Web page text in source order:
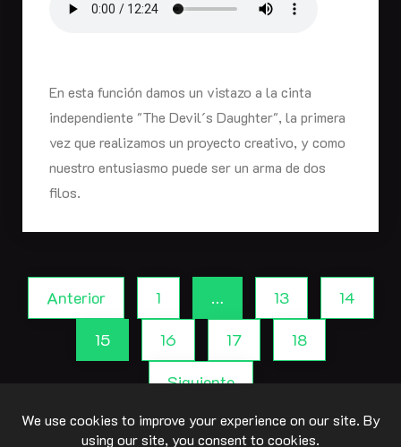
En esta función damos un vistazo a la cinta
independiente "The Devil´s Daughter", la primera
vez que realizamos un proyecto creativo, y como
nuestro entusiasmo puede ser un arma de dos
filos.
Anterior 1 … 13
14
15
16 17
18
Siguiente